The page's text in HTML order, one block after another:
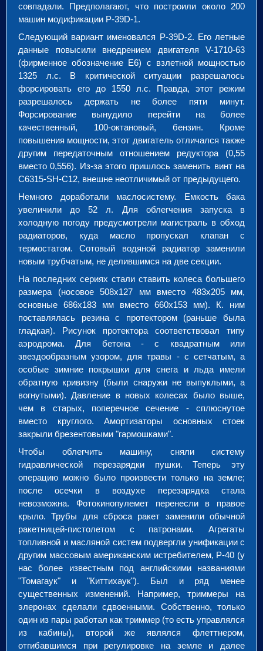
совпадали. Предполагают, что построили около 200
машин модификации P-39D-1.
Следующий вариант именовался P-39D-2. Его летные
данные повысили внедрением двигателя V-1710-63
(фирменное обозначение Е6) с взлетной мощностью
1325 л.с. В критической ситуации разрешалось
форсировать его до 1550 л.с. Правда, этот режим
разрешалось держать не более пяти минут.
Форсирование вынудило перейти на более
качественный, 100-октановый, бензин. Кроме
повышения мощности, этот двигатель отличался также
другим передаточным отношением редуктора (0,55
вместо 0,556). Из-за этого пришлось заменить винт на
C6315-SH-С12, внешне неотличимый от предыдущего.
Немного доработали маслосистему. Емкость бака
увеличили до 52 л. Для облегчения запуска в
холодную погоду предусмотрели магистраль в обход
радиаторов, куда масло пропускал клапан с
термостатом. Сотовый водяной радиатор заменили
новым трубчатым, не делившимся на две секции.
На последних сериях стали ставить колеса большего
размера (носовое 508x127 мм вместо 483x205 мм,
основные 686x183 мм вместо 660x153 мм). К. ним
поставлялась резина с протектором (раньше была
гладкая). Рисунок протектора соответствовал типу
аэродрома. Для бетона - с квадратным или
звездообразным узором, для травы - с сетчатым, а
особые зимние покрышки для снега и льда имели
обратную кривизну (были снаружи не выпуклыми, а
вогнутыми). Давление в новых колесах было выше,
чем в старых, поперечное сечение - сплюснутое
вместо круглого. Амортизаторы основных стоек
закрыли брезентовыми "гармошками".
Чтобы облегчить машину, сняли систему
гидравлической перезарядки пушки. Теперь эту
операцию можно было произвести только на земле;
после осечки в воздухе перезарядка стала
невозможна. Фотокинопулемет перенесли в правое
крыло. Трубы для сброса ракет заменили обычной
ракетницей-пистолетом с патронами. Агрегаты
топливной и масляной систем подвергли унификации с
другим массовым американским истребителем, Р-40 (у
нас более известным под английскими названиями
"Томагаук" и "Киттихаук"). Был и ряд менее
существенных изменений. Например, триммеры на
элеронах сделали сдвоенными. Собственно, только
один из пары работал как триммер (то есть управлялся
из кабины), второй же являлся флеттнером,
отгибавшимся при регулировке на земле и далее